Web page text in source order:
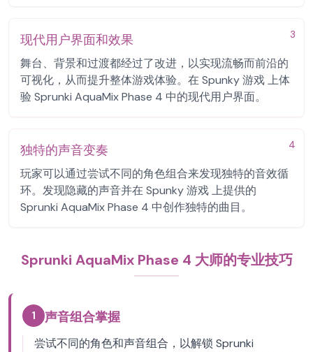
3
现代用户界面和效果
舞台、背景和过渡都经过了改进，以实现流畅而前沿的
可视化，从而提升整体游戏体验。在 Spunky 游戏 上体
验 Sprunki AquaMix Phase 4 中的现代用户界面。
4
独特的声音变奏
玩家可以通过尝试不同的角色组合来发现独特的音效循
环。发现隐藏的声音并在 Spunky 游戏 上提供的
Sprunki AquaMix Phase 4 中创作独特的曲目。
Sprunki AquaMix Phase 4 大师的专业技巧
1 声音组合掌握
尝试不同的角色和声音组合，以解锁 Sprunki